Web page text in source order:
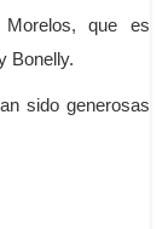
que es
Bonelly.
sido generosas